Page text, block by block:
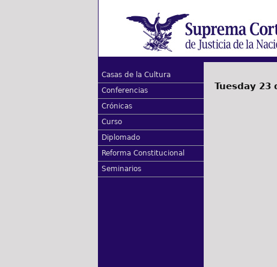
Casas de la Cultura
Conferencias
Crónicas
Curso
Diplomado
Reforma Constitucional
Seminarios
Tuesday 23